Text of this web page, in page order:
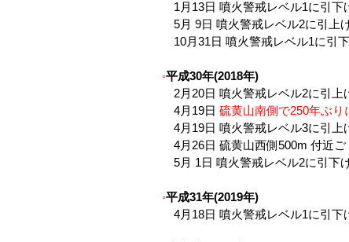
1月13日 噴火警戒レベル1に引
5月 9日 噴火警戒レベル2に引上
10月31日 噴火警戒レベル1に引
平成30年(2018年)
2月20日 噴火警戒レベル2に引上
4月19日硫黄山南側で250年ぶり
4月19日 噴火警戒レベル3に引上
4月26日 硫黄山西側500m 付近
5月 1日 噴火警戒レベル2に引下
平成31年(2019年)
4月18日 噴火警戒レベル1に引